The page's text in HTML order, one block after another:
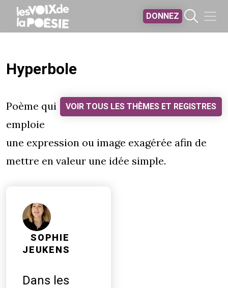
DONNEZ
Hyperbole
VOIR TOUS LES THÈMES ET REGISTRES
Poème qui
emploie
une expression ou image exagérée afin de
mettre en valeur une idée simple.
SOPHIE
JEUKENS
Dans les